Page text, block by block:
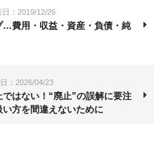
日：2019/12/26
…費用・収益・資産・負債・純
：2026/04/23
はない！“廃止”の誤解に要注
方を間違えないために